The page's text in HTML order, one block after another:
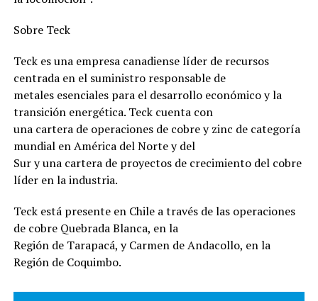
Sobre Teck
Teck es una empresa canadiense líder de recursos
centrada en el suministro responsable de
metales esenciales para el desarrollo económico y la
transición energética. Teck cuenta con
una cartera de operaciones de cobre y zinc de categoría
mundial en América del Norte y del
Sur y una cartera de proyectos de crecimiento del cobre
líder en la industria.
Teck está presente en Chile a través de las operaciones
de cobre Quebrada Blanca, en la
Región de Tarapacá, y Carmen de Andacollo, en la
Región de Coquimbo.